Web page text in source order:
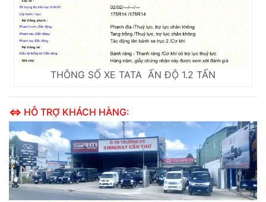
THÔNG SỐ XE TATA ẤN ĐỘ 1.2 TẤN
⇔ HỖ TRỢ KHÁCH HÀNG: